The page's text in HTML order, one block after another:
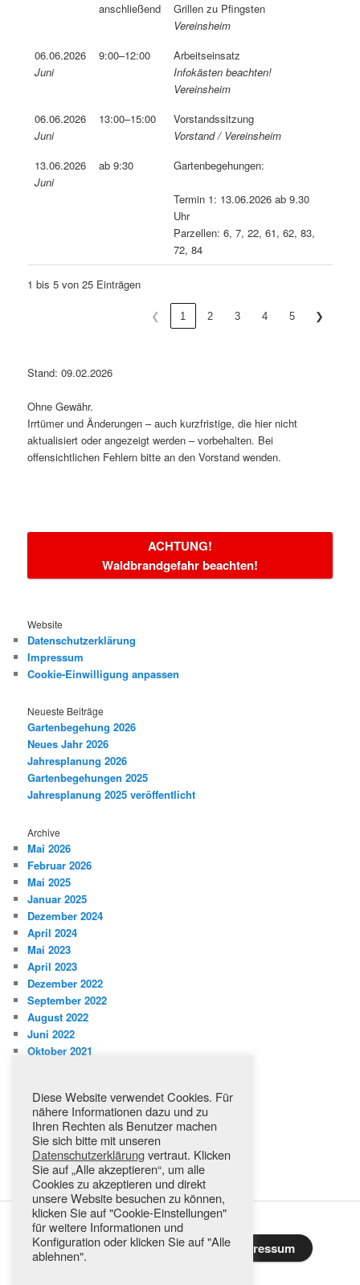
anschließend
Grillen zu Pfingsten
Vereinsheim
06.06.2026
Juni
9:00–12:00
Arbeitseinsatz
Infokästen beachten!
Vereinsheim
06.06.2026
Juni
13:00–15:00
Vorstandssitzung
Vorstand / Vereinsheim
13.06.2026
Juni
ab 9:30 Gartenbegehungen:
Termin 1: 13.06.2026 ab 9.30
Uhr
Parzellen: 6, 7, 22, 61, 62, 83,
72, 84
1 bis 5 von 25 Einträgen
❮ 1 2 3 4 5 ❯
Stand: 09.02.2026
Ohne Gewähr.
Irrtümer und Änderungen – auch kurzfristige, die hier nicht
aktualisiert oder angezeigt werden – vorbehalten. Bei
offensichtlichen Fehlern bitte an den Vorstand wenden.
ACHTUNG!
Waldbrandgefahr beachten!
Website
Datenschutzerklärung
Impressum
Cookie-Einwilligung anpassen
Neueste Beiträge
Gartenbegehung 2026
Neues Jahr 2026
Jahresplanung 2026
Gartenbegehungen 2025
Jahresplanung 2025 veröffentlicht
Archive
Mai 2026
Februar 2026
Mai 2025
Januar 2025
Dezember 2024
April 2024
Mai 2023
April 2023
Dezember 2022
September 2022
August 2022
Juni 2022
Oktober 2021
Aktuelles
Jahresplanung
Mitteilungen
Regeln
Veranstaltungen
Datenschutz & Cookies Impressum
Diese Website verwendet Cookies. Für
nähere Informationen dazu und zu
Ihren Rechten als Benutzer machen
Sie sich bitte mit unseren
Datenschutzerklärungvertraut. Klicken
Sie auf „Alle akzeptieren“, um alle
Cookies zu akzeptieren und direkt
unsere Website besuchen zu können,
klicken Sie auf "Cookie-Einstellungen"
für weitere Informationen und
Konfiguration oder klicken Sie auf "Alle
ablehnen".